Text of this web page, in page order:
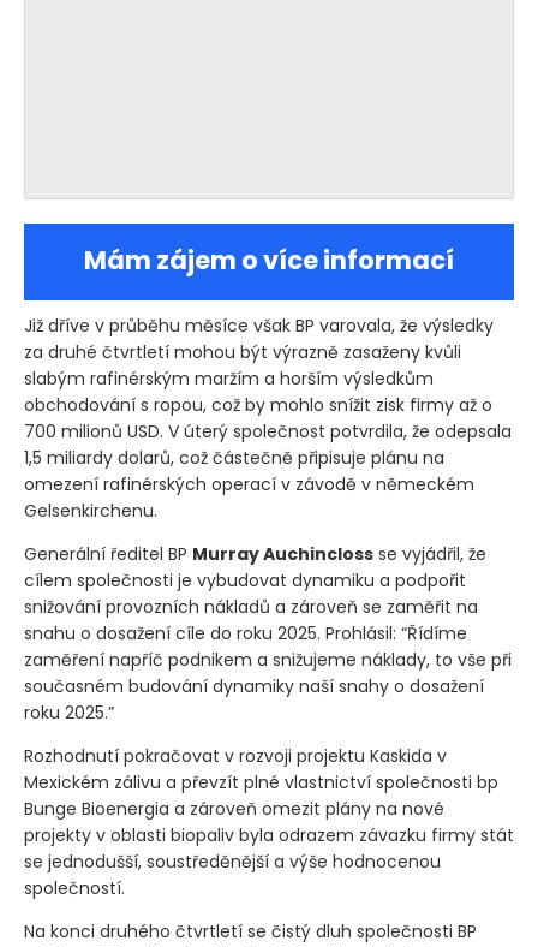
Mám zájem o více informací
Již dříve v průběhu měsíce však BP varovala, že výsledky
za druhé čtvrtletí mohou být výrazně zasaženy kvůli
slabým rafinérským maržím a horším výsledkům
obchodování s ropou, což by mohlo snížit zisk firmy až o
700 milionů USD. V úterý společnost potvrdila, že odepsala
1,5 miliardy dolarů, což částečně připisuje plánu na
omezení rafinérských operací v závodě v německém
Gelsenkirchenu.
Generální ředitel BP Murray Auchincloss se vyjádřil, že
cílem společnosti je vybudovat dynamiku a podpořit
snižování provozních nákladů a zároveň se zaměřit na
snahu o dosažení cíle do roku 2025. Prohlásil: “Řídíme
zaměření napříč podnikem a snižujeme náklady, to vše při
současném budování dynamiky naší snahy o dosažení
roku 2025.”
Rozhodnutí pokračovat v rozvoji projektu Kaskida v
Mexickém zálivu a převzít plné vlastnictví společnosti bp
Bunge Bioenergia a zároveň omezit plány na nové
projekty v oblasti biopaliv byla odrazem závazku firmy stát
se jednodušší, soustředěnější a výše hodnocenou
společností.
Na konci druhého čtvrtletí se čistý dluh společnosti BP